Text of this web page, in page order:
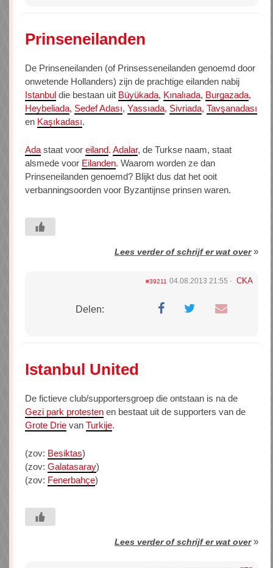
Prinseneilanden
De Prinseneilanden (of Prinsesseneilanden genoemd door
onwetende Hollanders) zijn de prachtige eilanden nabij
Istanbul die bestaan uit Büyükada, Kınalıada, Burgazada,
Heybeliada, Sedef Adası, Yassıada, Sivriada, Tavşanadası
en Kaşıkadası.
Ada staat voor eiland. Adalar, de Turkse naam, staat
alsmede voor Eilanden. Waarom worden ze dan
Prinseneilanden genoemd? Blijkt dus dat het ooit
verbanningsoorden voor Byzantijnse prinsen waren.
Lees verder of schrijf er wat over»
#39211 04.08.2013 21:55 CKA
Delen:
Istanbul United
De fictieve club/supportersgroep die ontstaan is na de
Gezi park protesten en bestaat uit de supporters van de
Grote Drie van Turkije.
(zov: Besiktas)
(zov: Galatasaray)
(zov: Fenerbahçe)
Lees verder of schrijf er wat over»